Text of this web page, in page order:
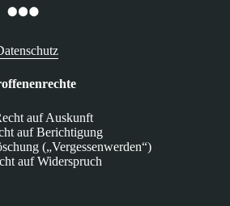
auf Auskunft
auf Berichtigung
(„Vergessenwerden“)
auf Widerspruch